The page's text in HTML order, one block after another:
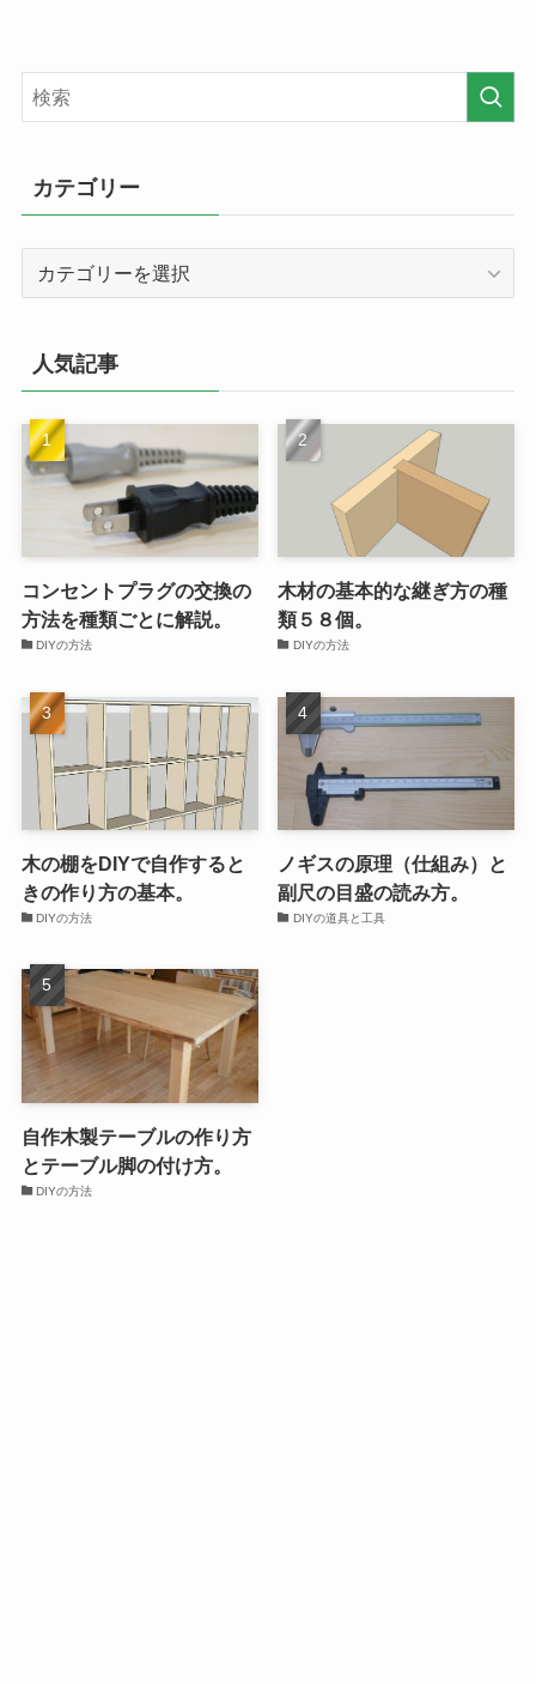
カテゴリー
ー
人気記事
コンセントプラグの交換の
方法を種類ごとに解説。
DIYの方法
木材の基本的な継ぎ方の種
類５８個。
DIYの方法
木の棚をDIYで自作すると
きの作り方の基本。
DIYの方法
ノギスの原理（仕組み）と
副尺の目盛の読み方。
DIYの道具と工具
自作木製テーブルの作り方
とテーブル脚の付け方。
DIYの方法